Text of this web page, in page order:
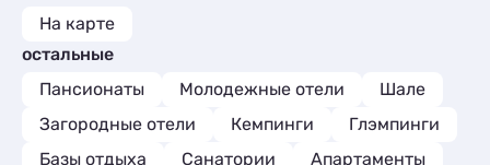
бы вообще
На карте
остальные
Пансионаты
Молодежные отели
Шале
Загородные отели
Кемпинги
Глэмпинги
Базы отдыха
Санатории
Апартаменты